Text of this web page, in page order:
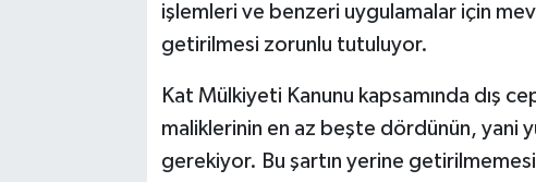
işlemleri ve benzeri uygulamalar için
getirilmesi zorunlu tutuluyor.
Kat Mülkiyeti Kanunu kapsamında dış
maliklerinin en az beşte dördünün, yani
gerekiyor. Bu şartın yerine